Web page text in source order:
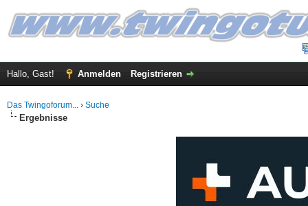
Hallo, Gast! Anmelden Registrieren
Das Twingoforum... › Suche
Ergebnisse